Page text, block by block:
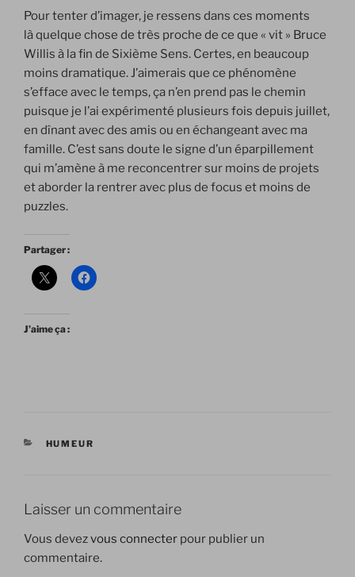
Pour tenter d’imager, je ressens dans ces moments
là quelque chose de très proche de ce que « vit » Bruce
Willis à la fin de Sixième Sens. Certes, en beaucoup
moins dramatique. J’aimerais que ce phénomène
s’efface avec le temps, ça n’en prend pas le chemin
puisque je l’ai expérimenté plusieurs fois depuis juillet,
en dînant avec des amis ou en échangeant avec ma
famille. C’est sans doute le signe d’un éparpillement
qui m’amène à me reconcentrer sur moins de projets
et aborder la rentrer avec plus de focus et moins de
puzzles.
Partager :
J’aime ça :
CATÉGORIES
HUMEUR
Laisser un commentaire
Vous devezvous connecter pour publier un
commentaire.